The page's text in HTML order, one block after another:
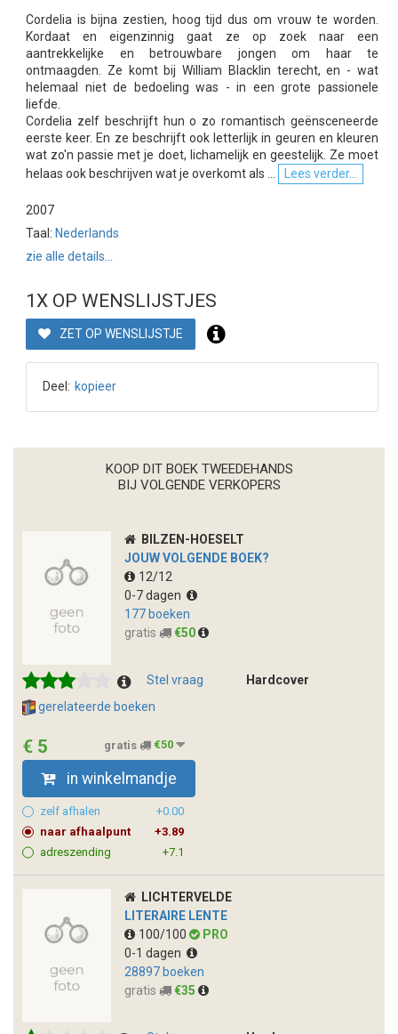
Cordelia is bijna zestien, hoog tijd dus om vrouw te worden.
Kordaat en eigenzinnig gaat ze op zoek naar een
aantrekkelijke en betrouwbare jongen om haar te
ontmaagden. Ze komt bij William Blacklin terecht, en - wat
helemaal niet de bedoeling was - in een grote passionele
liefde.
Cordelia zelf beschrijft hun o zo romantisch geënsceneerde
eerste keer. En ze beschrijft ook letterlijk in geuren en kleuren
wat zo'n passie met je doet, lichamelijk en geestelijk. Ze moet
helaas ook beschrijven wat je overkomt als ...
Lees verder...
2007
Taal: Nederlands
zie alle details...
1X OP WENSLIJSTJES
ZET OP WENSLIJSTJE
Deel: kopieer
KOOP DIT BOEK TWEEDEHANDS
BIJ VOLGENDE VERKOPERS
BILZEN-HOESELT
JOUW VOLGENDE BOEK?
12/12
0-7 dagen
177 boeken
gratis
€50
Stel vraag
Hardcover
gerelateerde boeken
€ 5 gratis €50
in winkelmandje
zelf afhalen
+0.00
naar afhaalpunt
+3.89
adreszending
+7.1
LICHTERVELDE
LITERAIRE LENTE
100/100
PRO
0-1 dagen
28897 boeken
gratis
€35